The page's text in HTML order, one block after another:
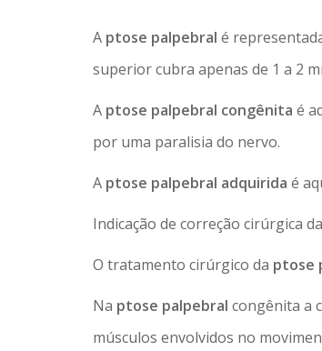
A ptose palpebral é
superior cubra apenas de 1 a 2
A ptose palpebral congênita é
por uma paralisia do nervo.
A ptose palpebral adquirida é
Indicação de correção cirúrgica da
O tratamento cirúrgico da ptose
Na ptose palpebral congênita a
músculos envolvidos no